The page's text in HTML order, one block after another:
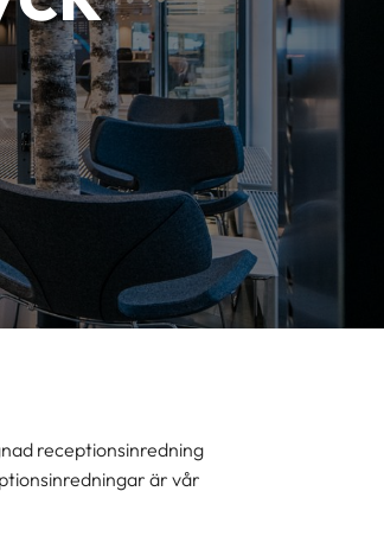
receptionsinredning
är vår